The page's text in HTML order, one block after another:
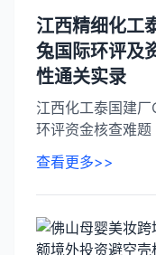
江西精细化工
兔国际环评及
性通关实录
江西化工泰国建
环评资金核查难
查看更多>>